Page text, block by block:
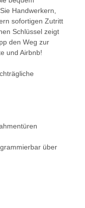
Handwerkern,
sofortigen Zutritt
Schlüssel zeigt
den Weg zur
und Airbnb!
über